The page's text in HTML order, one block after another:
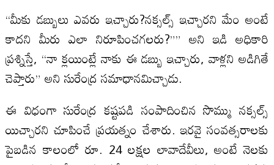
“మీకు డబ్బులు ఎవరు ఇచ్చారు?నక్సల్స్ ఇచ్చారని మేం అంటే
కాదని మీరు ఎలా నిరూపించగలరు?”” అని ఇడి అధికారి
ప్రశ్నిస్తే, “నా క్లయింట్లే నాకు ఈ డబ్బు ఇచ్చారు, వాళ్లని అడిగితే
చెప్తారు” అని సురేంద్ర సమాధానమిచ్చాడు.
ఈ విధంగా సురేంద్ర కష్టపడి సంపాదించిన సొమ్ము నక్సల్స్‌
యిచ్చారని చూపించే ప్రయత్నం చేశారు. ఇరవై సంవత్సరాలకు
పైబడిన కాలంలో రూ. 24 లక్షల లావాదేవీలు, అంటే నెలకు